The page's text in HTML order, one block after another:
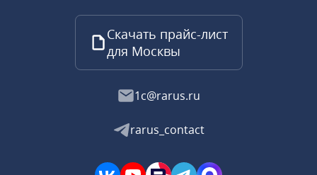
Скачать прайс-лист
для Москвы
1c@rarus.ru
rarus_contact